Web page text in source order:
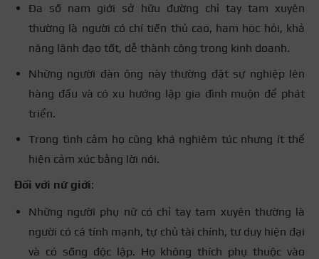
Đa số nam giới sở hữu đường chỉ tay tam xuyên
thường là người có chí tiến thủ cao, ham học hỏi, khả
năng lãnh đạo tốt, dễ thành công trong kinh doanh.
Những người đàn ông này thường đặt sự nghiệp lên
hàng đầu và có xu hướng lập gia đình muộn để phát
triển.
Trong tình cảm họ cũng khá nghiêm túc nhưng ít thể
hiện cảm xúc bằng lời nói.
Đối với nữ giới:
Những người phụ nữ có chỉ tay tam xuyên thường là
người có cá tính mạnh, tự chủ tài chính, tư duy hiện đại
và có sống độc lập. Họ không thích phụ thuộc vào